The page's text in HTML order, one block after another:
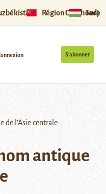
Région Ouïghoure
S’abonner
de l’Asie centrale
antique